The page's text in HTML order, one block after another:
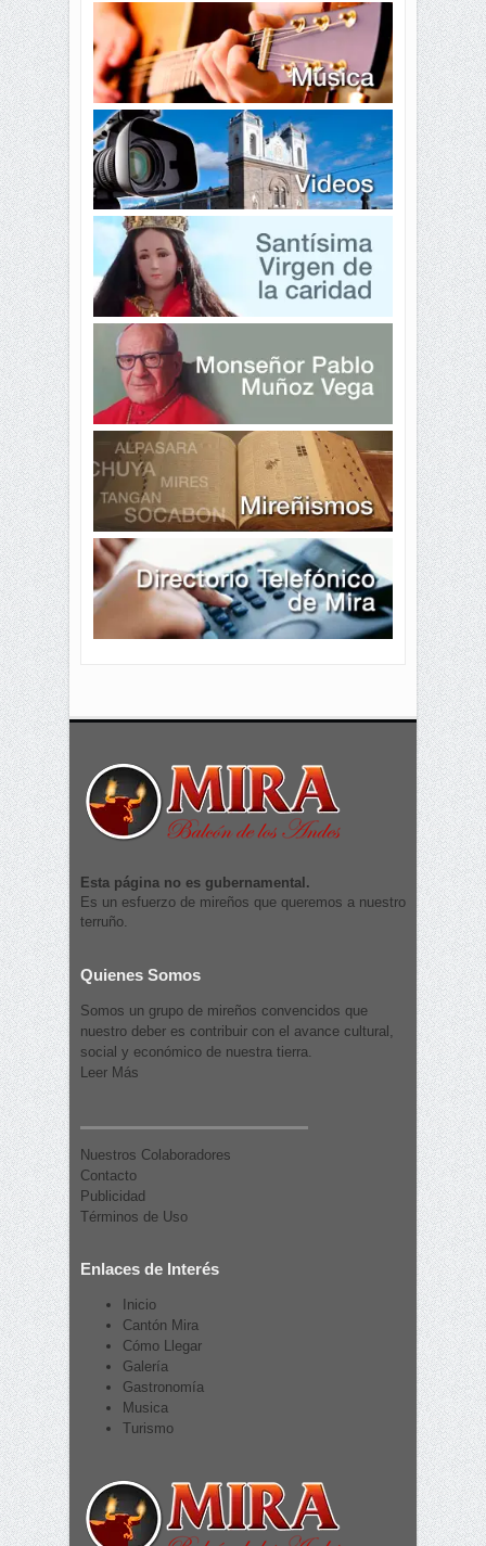
Esta página no es gubernamental.
Es un esfuerzo de mireños que queremos a nuestro
terruño.
Quienes Somos
Somos un grupo de mireños convencidos que
nuestro deber es contribuir con el avance cultural,
social y económico de nuestra tierra.
Leer Más
Nuestros Colaboradores
Contacto
Publicidad
Términos de Uso
Enlaces de Interés
Inicio
Cantón Mira
Cómo Llegar
Galería
Gastronomía
Musica
Turismo